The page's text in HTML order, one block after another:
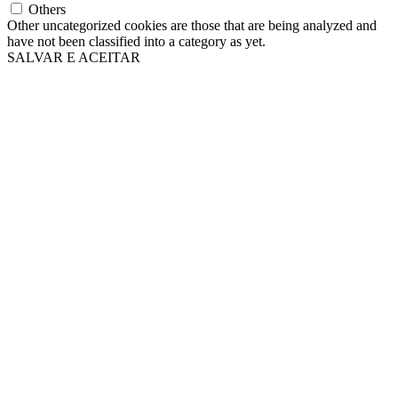
Others
Other uncategorized cookies are those that are being analyzed and
have not been classified into a category as yet.
SALVAR E ACEITAR